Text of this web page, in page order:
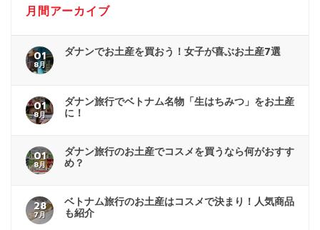
月間アーカイブ
01
8月
ダナンでお土産を買おう！女子が喜ぶお土産7選
01
8月
ダナン旅行でベトナム名物「生はちみつ」をお土産
に！
01
8月
ダナン旅行のお土産でコスメを買うなら何がおすす
め？
28
7月
ベトナム旅行のお土産はコスメで決まり！人気商品
も紹介